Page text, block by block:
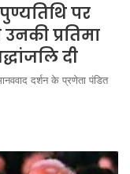
पर
प्रतिमा
दी
दर्शन के प्रणेता पंडित